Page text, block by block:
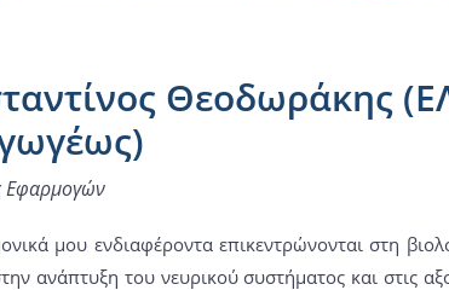
Θεοδωράκης
Εφαρμογών
μου ενδιαφέροντα επικεντρώνονται στη
ανάπτυξη του νευρικού συστήματος και στις